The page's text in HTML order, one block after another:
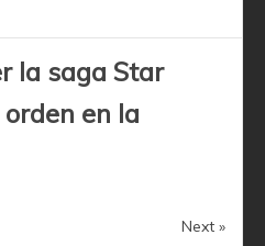
la saga Star
en la
Next »